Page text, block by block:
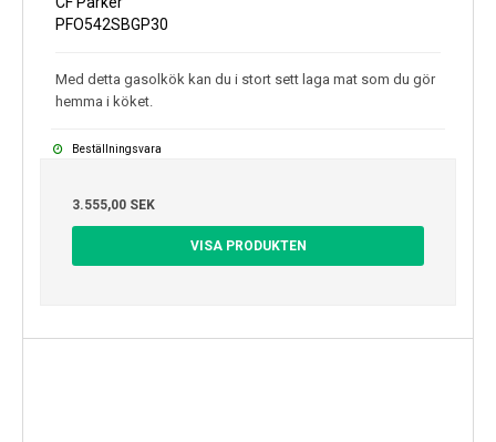
PFO542SBGP30
Med detta gasolkök kan du i stort sett laga mat som du gör
hemma i köket.
Beställningsvara
3.555,00 SEK
VISA PRODUKTEN